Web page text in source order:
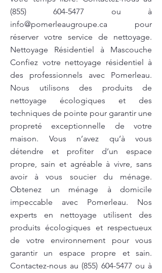
(855) 604-5477 ou à
info@pomerleaugroupe.ca pour
réserver votre service de nettoyage.
Nettoyage Résidentiel à Mascouche
Confiez votre nettoyage résidentiel à
des professionnels avec Pomerleau.
Nous utilisons des produits de
nettoyage écologiques et des
techniques de pointe pour garantir une
propreté exceptionnelle de votre
maison. Vous n’avez qu’à vous
détendre et profiter d’un espace
propre, sain et agréable à vivre, sans
avoir à vous soucier du ménage.
Obtenez un ménage à domicile
impeccable avec Pomerleau. Nos
experts en nettoyage utilisent des
produits écologiques et respectueux
de votre environnement pour vous
garantir un espace propre et sain.
Contactez-nous au (855) 604-5477 ou à